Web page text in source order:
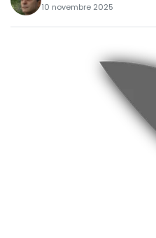
10 novembre 2025